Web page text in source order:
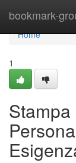
bookmark-
Home
Home
1